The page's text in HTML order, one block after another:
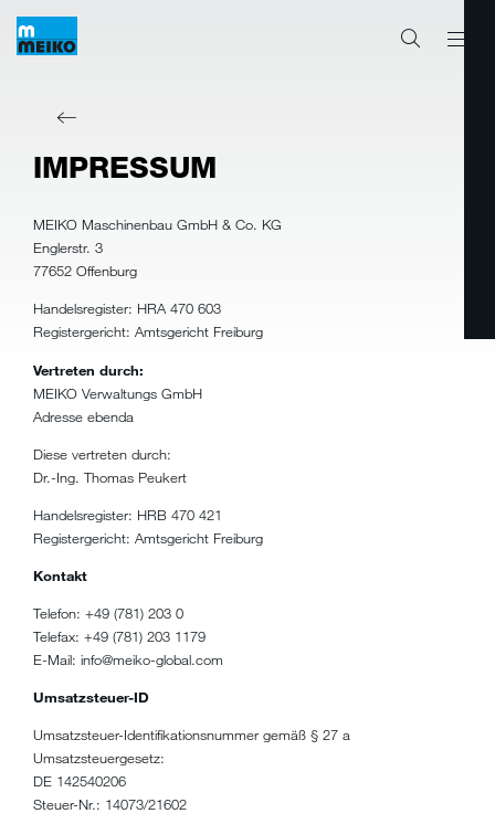
IMPRESSUM
MEIKO Maschinenbau GmbH & Co. KG
Englerstr. 3
77652 Offenburg
Handelsregister: HRA 470 603
Registergericht: Amtsgericht Freiburg
Vertreten durch:
MEIKO Verwaltungs GmbH
Adresse ebenda
Diese vertreten durch:
Dr.-Ing. Thomas Peukert
Handelsregister: HRB 470 421
Registergericht: Amtsgericht Freiburg
Kontakt
Telefon: +49 (781) 203 0
Telefax: +49 (781) 203 1179
E-Mail: info@meiko-global.com
Umsatzsteuer-ID
Umsatzsteuer-Identifikationsnummer gemäß § 27 a
Umsatzsteuergesetz:
DE 142540206
Steuer-Nr.: 14073/21602